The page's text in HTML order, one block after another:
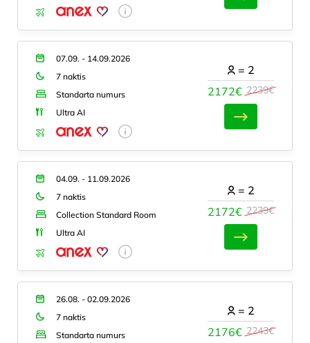
07.09. - 14.09.2026
7 naktis
Standarta numurs
Ultra AI
2172€ 2239€
= 2
04.09. - 11.09.2026
7 naktis
Collection Standard Room
Ultra AI
2172€ 2239€
= 2
26.08. - 02.09.2026
7 naktis
Standarta numurs
2176€ 2243€
= 2